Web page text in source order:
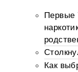
Первые
Как